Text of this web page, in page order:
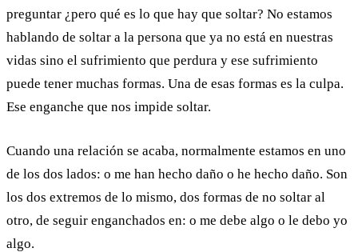
preguntar ¿pero qué es lo que hay que soltar? No estamos
hablando de soltar a la persona que ya no está en nuestras
vidas sino el sufrimiento que perdura y ese sufrimiento
puede tener muchas formas. Una de esas formas es la culpa.
Ese enganche que nos impide soltar.
Cuando una relación se acaba, normalmente estamos en uno
de los dos lados: o me han hecho daño o he hecho daño. Son
los dos extremos de lo mismo, dos formas de no soltar al
otro, de seguir enganchados en: o me debe algo o le debo yo
algo.